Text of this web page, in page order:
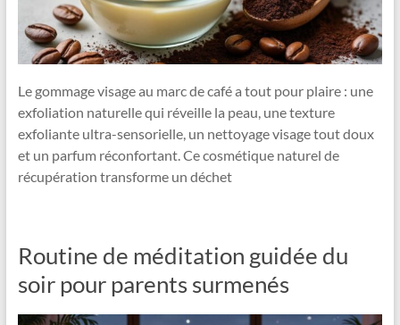
Le gommage visage au marc de café a tout pour plaire : une
exfoliation naturelle qui réveille la peau, une texture
exfoliante ultra-sensorielle, un nettoyage visage tout doux
et un parfum réconfortant. Ce cosmétique naturel de
récupération transforme un déchet
Routine de méditation guidée du
soir pour parents surmenés